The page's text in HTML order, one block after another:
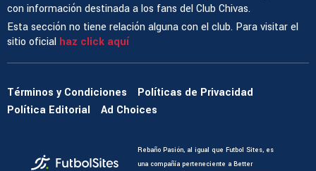
con información destinada a los fans del Club Chivas.
Esta sección no tiene relación alguna con el club. Para visitar el
sitio oficial haz click aquí
Términos y Condiciones
Políticas de Privacidad
Política Editorial
Ad Choices
Rebaño Pasión, al igual que Futbol Sites, es
una compañía perteneciente a Better